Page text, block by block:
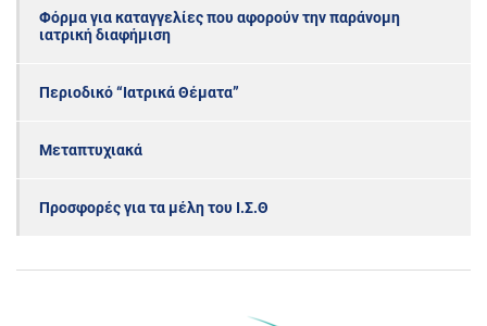
Φόρμα για καταγγελίες που αφορούν την παράνομη
ιατρική διαφήμιση
Περιοδικό “Ιατρικά Θέματα”
Μεταπτυχιακά
Προσφορές για τα μέλη του Ι.Σ.Θ